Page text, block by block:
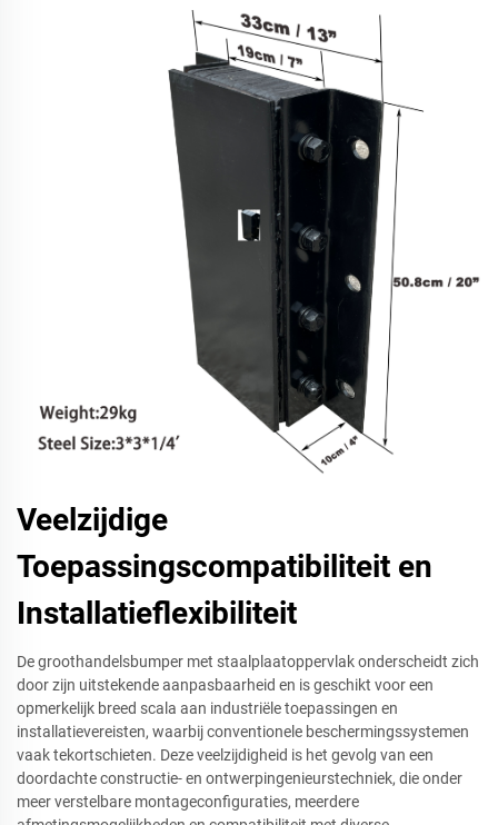
Veelzijdige
Toepassingscompatibiliteit en
Installatieflexibiliteit
De groothandelsbumper met staalplaatoppervlak onderscheidt zich
door zijn uitstekende aanpasbaarheid en is geschikt voor een
opmerkelijk breed scala aan industriële toepassingen en
installatievereisten, waarbij conventionele beschermingssystemen
vaak tekortschieten. Deze veelzijdigheid is het gevolg van een
doordachte constructie- en ontwerpingenieurstechniek, die onder
meer verstelbare montageconfiguraties, meerdere